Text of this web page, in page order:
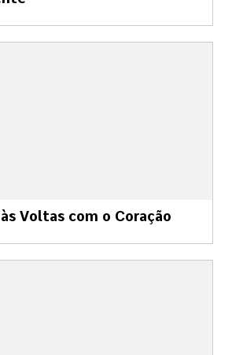
Voltas com o Coração